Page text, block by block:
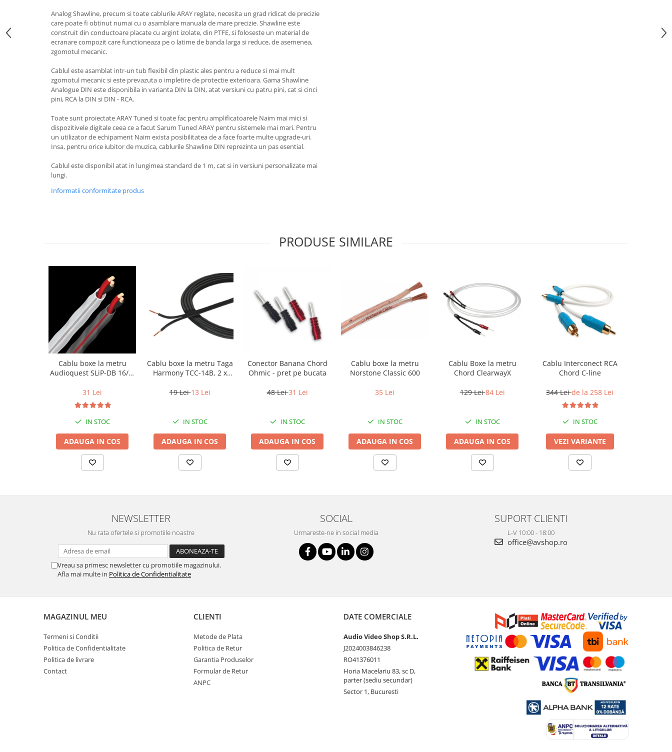
Analog Shawline, precum si toate cablurile ARAY reglate, necesita un grad ridicat de precizie
care poate fi obtinut numai cu o asamblare manuala de mare precizie. Shawline este
construit din conductoare placate cu argint izolate, din PTFE, si foloseste un material de
ecranare compozit care functioneaza pe o latime de banda larga si reduce, de asemenea,
zgomotul mecanic.
Cablul este asamblat intr-un tub flexibil din plastic ales pentru a reduce si mai mult
zgomotul mecanic si este prevazuta o impletire de protectie exterioara. Gama Shawline
Analogue DIN este disponibila in varianta DIN la DIN, atat versiuni cu patru pini, cat si cinci
pini, RCA la DIN si DIN - RCA.
Toate sunt proiectate ARAY Tuned si toate fac pentru amplificatoarele Naim mai mici si
dispozitivele digitale ceea ce a facut Sarum Tuned ARAY pentru sistemele mai mari. Pentru
un utilizator de echipament Naim exista posibilitatea de a face foarte multe upgrade-uri.
Insa, pentru orice iubitor de muzica, cablurile Shawline DIN reprezinta un pas esential.
Cablul este disponibil atat in lungimea standard de 1 m, cat si in versiuni personalizate mai
lungi.
Informatii conformitate produs
PRODUSE SIMILARE
Cablu boxe la metru
Audioquest SLiP-DB 16/2,
31 Lei
IN STOC
ADAUGA IN COS
Cablu boxe la metru Taga
Harmony TCC-14B, 2 x
19 Lei13 Lei
IN STOC
ADAUGA IN COS
Conector Banana Chord
Ohmic - pret pe bucata
48 Lei31 Lei
IN STOC
ADAUGA IN COS
Cablu boxe la metru
Norstone Classic 600
35 Lei
IN STOC
ADAUGA IN COS
Cablu Boxe la metru
Chord ClearwayX
129 Lei84 Lei
IN STOC
ADAUGA IN COS
Cablu Interconect RCA
Chord C-line
344 Leide la 258 Lei
IN STOC
VEZI VARIANTE
NEWSLETTER
Nu rata ofertele si promotiile noastre
Vreau sa primesc newsletter cu promotiile magazinului.
Afla mai multe in Politica de Confidentialitate
SOCIAL
Urmareste-ne in social media
SUPORT CLIENTI
L-V 10:00 - 18:00
office@avshop.ro
MAGAZINUL MEU
Termeni si Conditii
Politica de Confidentialitate
Politica de livrare
Contact
CLIENTI
Metode de Plata
Politica de Retur
Garantia Produselor
Formular de Retur
ANPC
DATE COMERCIALE
Audio Video Shop S.R.L.
J2024003846238
RO41376011
Horia Macelariu 83, sc D,
parter (sediu secundar)
Sector 1, Bucuresti